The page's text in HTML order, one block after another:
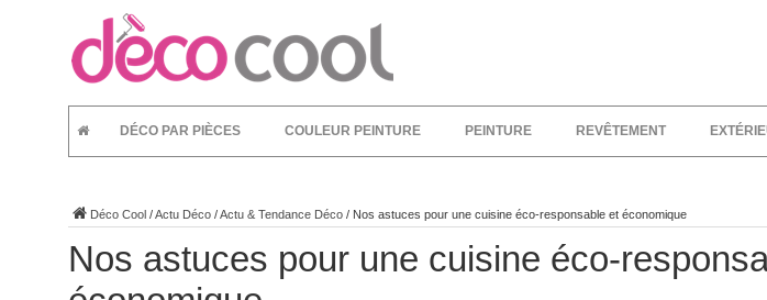
DÉCO PAR PIÈCES COULEUR PEINTURE PEINTURE REVÊTEMENT
Déco Cool /Actu Déco /Actu & Tendance Déco / Nos astuces pour une cuisine éco-responsable et économique
Nos astuces pour une cuisine éco-